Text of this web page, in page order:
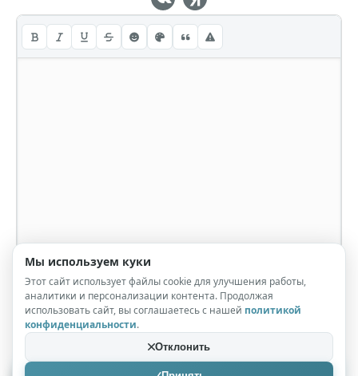
Мы используем куки
Этот сайт использует файлы cookie для улучшения работы,
аналитики и персонализации контента. Продолжая
использовать сайт, вы соглашаетесь с нашей политикой
конфиденциальности.
Отклонить